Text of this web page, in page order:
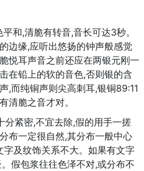
平和,清脆有转音,音长可达3秒。
边缘,应听出悠扬的钟声般感觉
悦耳声音之前还应在两银元刚一
在铅上的软的音色,否则银的含
,而纯铜声则尖高刺耳,银铜89:11
清脆之音才对。
紧密,不宜去除,假的用手一搓
布一定很自然,其分布一般中心
及纹饰关系不大。如果有文字
假包浆往往色泽不对,或分布不